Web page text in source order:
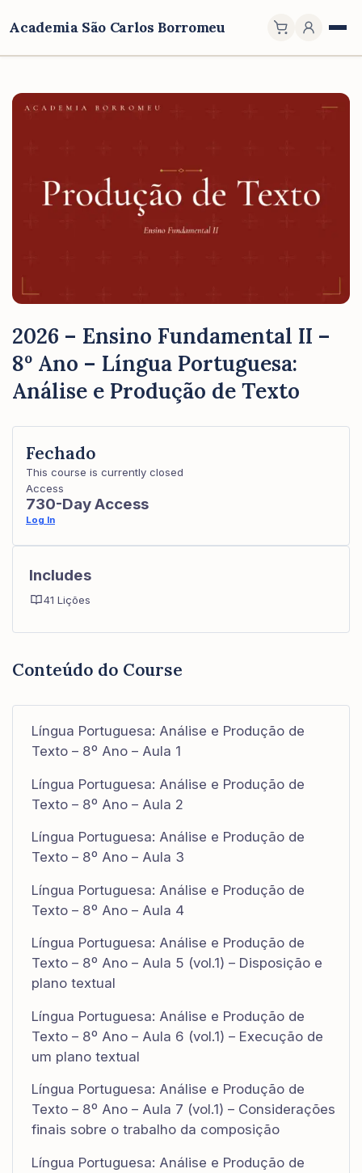
Academia São Carlos Borromeu
2026 – Ensino Fundamental II –
8º Ano – Língua Portuguesa:
Análise e Produção de Texto
Conteúdo do Course
Língua Portuguesa: Análise e Produção de
Texto – 8º Ano – Aula 1
Língua Portuguesa: Análise e Produção de
Texto – 8º Ano – Aula 2
Língua Portuguesa: Análise e Produção de
Texto – 8º Ano – Aula 3
Língua Portuguesa: Análise e Produção de
Texto – 8º Ano – Aula 4
Língua Portuguesa: Análise e Produção de
Texto – 8º Ano – Aula 5 (vol.1) – Disposição e
plano textual
Língua Portuguesa: Análise e Produção de
Texto – 8º Ano – Aula 6 (vol.1) – Execução de
um plano textual
Língua Portuguesa: Análise e Produção de
Texto – 8º Ano – Aula 7 (vol.1) – Considerações
finais sobre o trabalho da composição
Língua Portuguesa: Análise e Produção de
Fechado
This course is currently closed
Access
730-Day Access
Log In
Includes
41 Lições